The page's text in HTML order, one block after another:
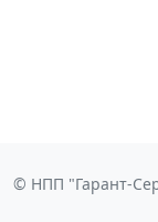
© НПП "Гарант-